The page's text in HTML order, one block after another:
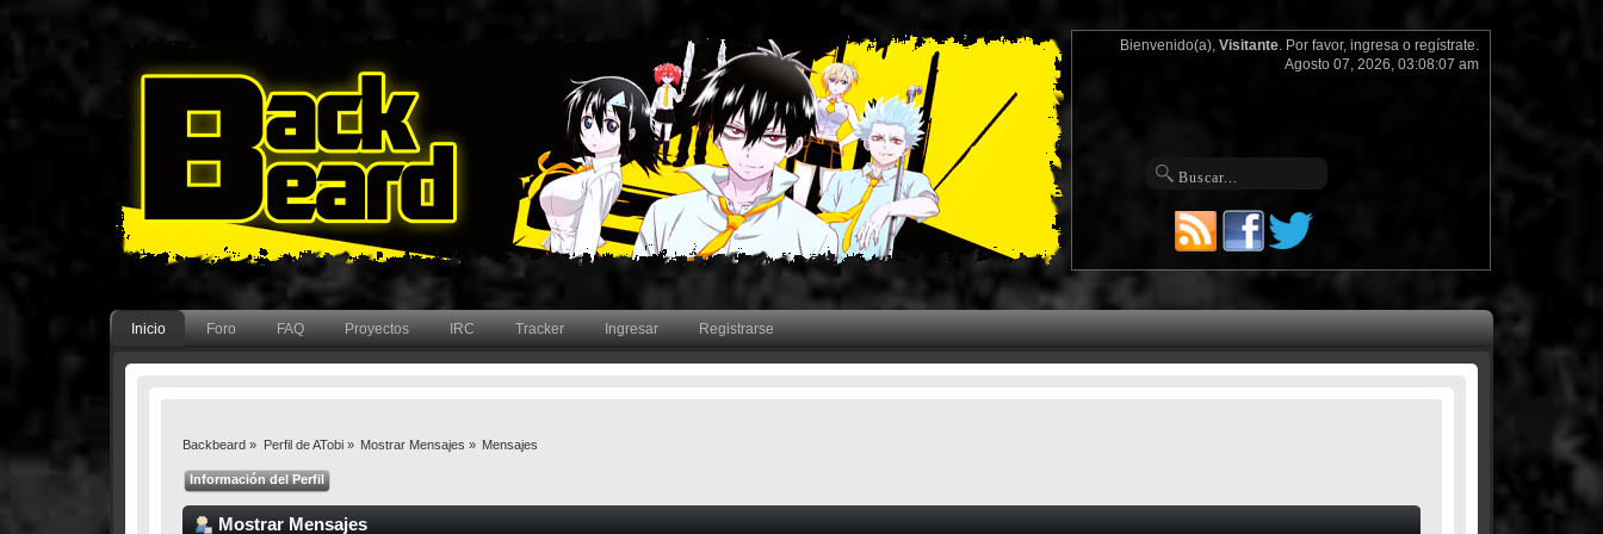
Bienvenido(a), Visitante. Por favor, ingresao regístrate.
Agosto 07, 2026, 03:08:07 am
Inicio Foro FAQ Proyectos IRC Tracker Ingresar Registrarse
Backbeard » Perfil de ATobi » Mostrar Mensajes » Mensajes
Información del Perfil
Mostrar Mensajes